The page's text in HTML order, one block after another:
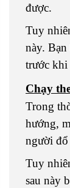
được.
Tuy
này.
trước khi
Chạy
Trong
hướng,
người đổ
Tuy
sau này